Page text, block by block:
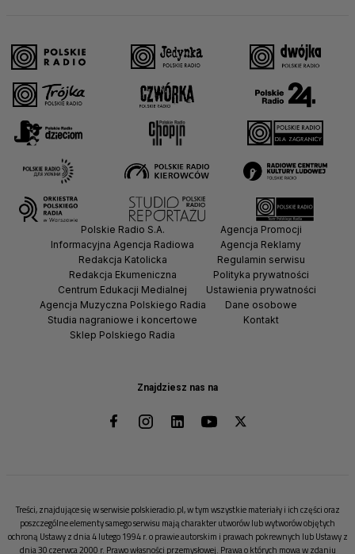
Znajdziesz nas na
Polskie Radio S.A.
Informacyjna Agencja Radiowa
Redakcja Katolicka
Redakcja Ekumeniczna
Centrum Edukacji Medialnej
Agencja Muzyczna Polskiego Radia
Studia nagraniowe i koncertowe
Sklep Polskiego Radia
Agencja Promocji
Agencja Reklamy
Regulamin serwisu
Polityka prywatności
Ustawienia prywatności
Dane osobowe
Kontakt
Treści, znajdujące się w serwisie polskieradio.pl, w tym wszystkie materiały i ich części oraz
poszczególne elementy samego serwisu mają charakter utworów lub wytworów objętych
ochroną Ustawy z dnia 4 lutego 1994 r. o prawie autorskim i prawach pokrewnych lub Ustawy z
dnia 30 czerwca 2000 r. Prawo własności przemysłowej. Prawa o których mowa w zdaniu